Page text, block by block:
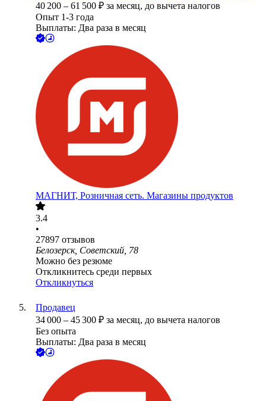
40 200 – 61 500 ₽ за месяц, до вычета налогов
Опыт 1-3 года
Выплаты: Два раза в месяц
МАГНИТ, Розничная сеть. Магазины продуктов
3.4
•
27897 отзывов
Белозерск, Советский, 78
Можно без резюме
Откликнитесь среди первых
Откликнуться
Продавец
34 000 – 45 300 ₽ за месяц, до вычета налогов
Без опыта
Выплаты: Два раза в месяц